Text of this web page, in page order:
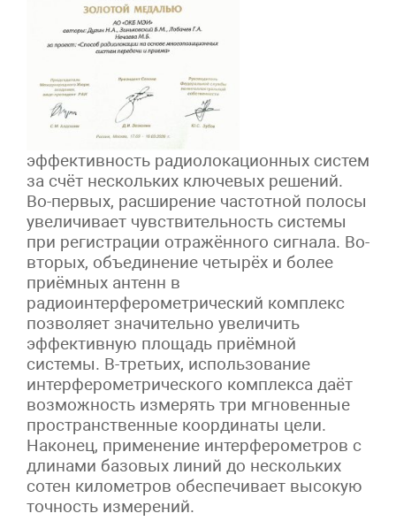
эффективность радиолокационных систем
за счёт нескольких ключевых решений.
Во-первых, расширение частотной полосы
увеличивает чувствительность системы
при регистрации отражённого сигнала. Во-
вторых, объединение четырёх и более
приёмных антенн в
радиоинтерферометрический комплекс
позволяет значительно увеличить
эффективную площадь приёмной
системы. В-третьих, использование
интерферометрического комплекса даёт
возможность измерять три мгновенные
пространственные координаты цели.
Наконец, применение интерферометров с
длинами базовых линий до нескольких
сотен километров обеспечивает высокую
точность измерений.